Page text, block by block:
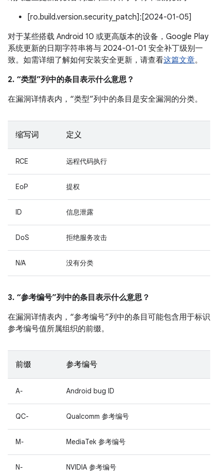
[ro.build.version.security_patch]:[2024-01-05]
对于某些搭载 Android 10 或更高版本的设备，Google Play
系统更新的日期字符串将与 2024-01-01 安全补丁级别一
致。如需详细了解如何安装安全更新，请查看这篇文章。
2. “类型”列中的条目表示什么意思？
在漏洞详情表内，“类型”列中的条目是安全漏洞的分类。
缩写词 定义
RCE 远程代码执行
EoP 提权
ID 信息泄露
DoS 拒绝服务攻击
N/A 没有分类
3. “参考编号”列中的条目表示什么意思？
在漏洞详情表内，“参考编号”列中的条目可能包含用于标识
参考编号值所属组织的前缀。
前缀 参考编号
A- Android bug ID
QC- Qualcomm 参考编号
M- MediaTek 参考编号
N- NVIDIA 参考编号